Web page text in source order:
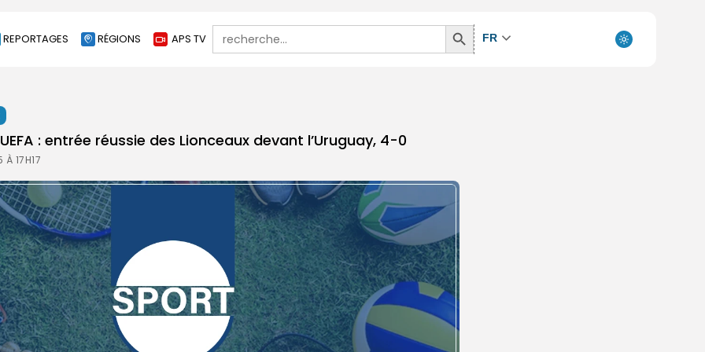
REPORTAGES RÉGIONS APS TV
Search
for:
Search
Button
FR
: entrée réussie des Lionceaux devant l’Uruguay, 4-0
À 17H17